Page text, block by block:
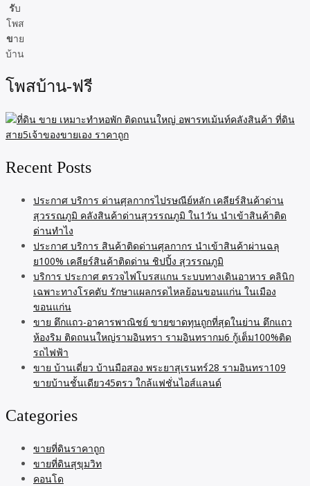
รับ
โพส
ขาย
บ้าน
โพสบ้าน-ฟรี
Recent Posts
ประกาศ บริการ ด่านศุลกากรไปรษณีย์หลัก เคลียร์สินค้าด่าน
สุวรรณภูมิ คลังสินค้าด่านสุวรรณภูมิ ใน1วัน นำเข้าสินค้าติด
ด่านทำไง
ประกาศ บริการ สินค้าติดด่านศุลกากร นำเข้าสินค้าผ่านฉลุ
ย100% เคลียร์สินค้าติดด่าน ชิปปิ้ง สุวรรณภูมิ
บริการ ประกาศ ตรวจไฟโบรสแกน ระบบทางเดินอาหาร คลินิก
เฉพาะทางโรคตับ รักษาแผลกรดไหลย้อนขอนแก่น ในเมือง
ขอนแก่น
ขาย ตึกแถว-อาคารพาณิชย์ ขายขาดทุนถูกที่สุดในย่าน ตึกแถว
ห้องริม ติดถนนใหญ่รามอินทรา รามอินทรากม6 กู้เต็ม100%ติด
รถไฟฟ้า
ขาย บ้านเดี่ยว บ้านมือสอง พระยาสุเรนทร์28 รามอินทรา109
ขายบ้านชั้นเดียว45ตรว ใกล้แฟชั่นไอส์แลนด์
Categories
ขายที่ดินราคาถูก
ขายที่ดินสุขุมวิท
คอนโด